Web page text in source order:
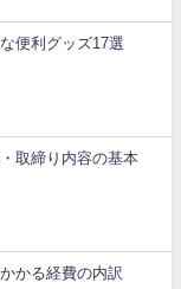
便利グッズ17選
取締り内容の基本
かる経費の内訳